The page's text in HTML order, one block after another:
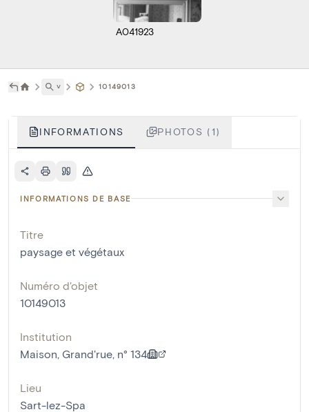
A041923
˅ 10149013
INFORMATIONS PHOTOS (1)
INFORMATIONS DE BASE
Titre
paysage et végétaux
Numéro d'objet
10149013
Institution
Maison, Grand'rue, n° 134
Lieu
Sart-lez-Spa